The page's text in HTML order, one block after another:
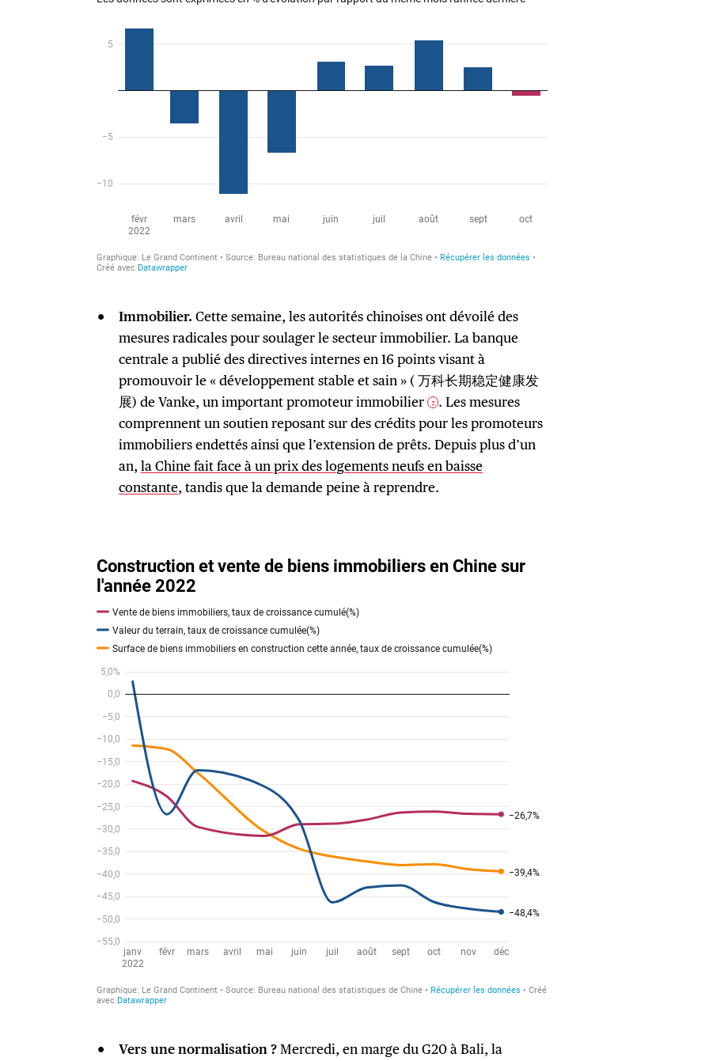
Immobilier. Cette semaine, les autorités chinoises ont dévoilé des
mesures radicales pour soulager le secteur immobilier. La banque
centrale a publié des directives internes en 16 points visant à
promouvoir le « développement stable et sain » ( 万科长期稳定健康发
展) de Vanke, un important promoteur immobilier 2 . Les mesures
comprennent un soutien reposant sur des crédits pour les promoteurs
immobiliers endettés ainsi que l’extension de prêts. Depuis plus d’un
an, la Chine fait face à un prix des logements neufs en baisse
constante, tandis que la demande peine à reprendre.
Vers une normalisation ?Mercredi, en marge du G20 à Bali, la